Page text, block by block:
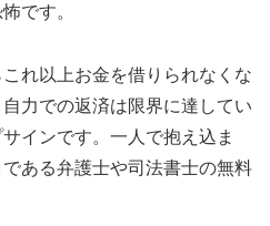
です。
れ以上お金を借りられなくな
力での返済は限界に達してい
インです。一人で抱え込ま
ある弁護士や司法書士の無料